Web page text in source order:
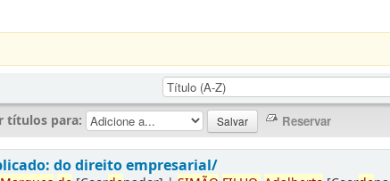
títulos para:
do direito empresarial/